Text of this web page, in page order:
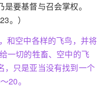
要基督与召会掌权。
。）
和空中各样的飞鸟，并将
一切的牲畜、空中的飞
，只是亚当没有找到一个
20。